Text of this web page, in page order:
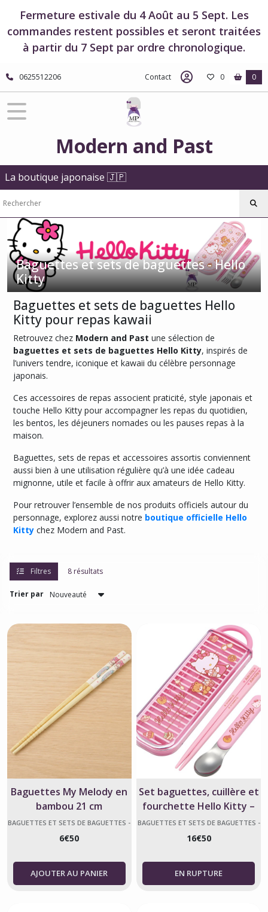
Fermeture estivale du 4 Août au 5 Sept. Les
commandes restent possibles et seront traitées
à partir du 7 Sept par ordre chronologique.
0625512206 Contact 0 0
Modern and Past
La boutique japonaise 🇯🇵
Baguettes et sets de baguettes - Hello
Kitty
Baguettes et sets de baguettes Hello
Kitty pour repas kawaii
Retrouvez chez Modern and Past une sélection de
baguettes et sets de baguettes Hello Kitty, inspirés de
l’univers tendre, iconique et kawaii du célèbre personnage
japonais.
Ces accessoires de repas associent praticité, style japonais et
touche Hello Kitty pour accompagner les repas du quotidien,
les bentos, les déjeuners nomades ou les pauses repas à la
maison.
Baguettes, sets de repas et accessoires assortis conviennent
aussi bien à une utilisation régulière qu’à une idée cadeau
mignonne, utile et facile à offrir aux amateurs de Hello Kitty.
Pour retrouver l’ensemble de nos produits officiels autour du
personnage, explorez aussi notre boutique officielle Hello
Kitty chez Modern and Past.
Filtres 8 résultats
Trier par
Baguettes My Melody en
bambou 21 cm
BAGUETTES ET SETS DE BAGUETTES -
6€50
AJOUTER AU PANIER
Set baguettes, cuillère et
fourchette Hello Kitty –
étui coulissant rose
BAGUETTES ET SETS DE BAGUETTES -
16€50
Fermer
FILTRES
Tous
Boutique
officielle
sets
de
baguettes
Hello
Kitty
Afficher
les
résultats